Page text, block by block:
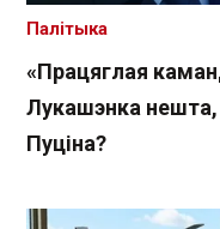
«Працяглая
Лукашэнка нешта,
Пуціна?
Палітыка